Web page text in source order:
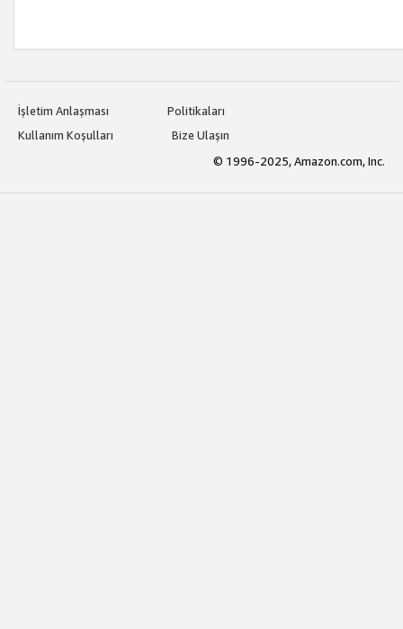
İşletim Anlaşması
Politikaları
Kullanım Koşulları
Bize Ulaşın
© 1996-2025, Amazon.com, Inc.